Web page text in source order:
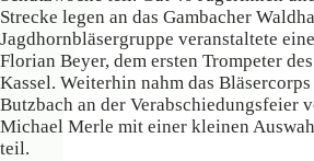
Strecke legen an das Gambacher
Jagdhornbläsergruppe veranstaltete
Florian Beyer, dem ersten Trompeter
Kassel. Weiterhin nahm das
Butzbach an der Verabschiedungsfeier
Michael Merle mit einer kleinen
teil.